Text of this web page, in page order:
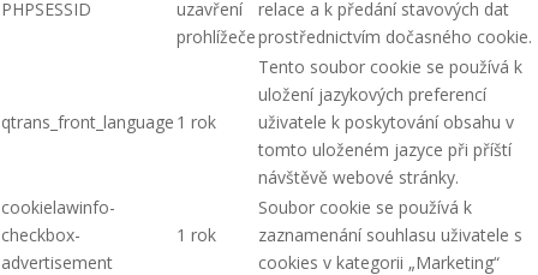
PHPSESSID
uzavření
prohlížeče
relace a k předání stavových dat
prostřednictvím dočasného cookie.
qtrans_front_language 1 rok
Tento soubor cookie se používá k
uložení jazykových preferencí
uživatele k poskytování obsahu v
tomto uloženém jazyce při příští
návštěvě webové stránky.
cookielawinfo-
checkbox-
advertisement
1 rok
Soubor cookie se používá k
zaznamenání souhlasu uživatele s
cookies v kategorii „Marketing“